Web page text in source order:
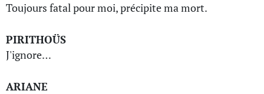
Toujours fatal pour moi, précipite ma mort.
PIRITHOÜS
J'ignore…
ARIANE